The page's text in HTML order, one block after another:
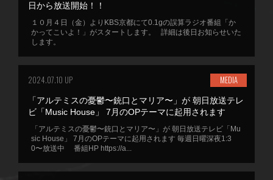
日から放送開始！！
１０月４日（金）よりKBS京都にて0.1gの誤算ラジオ番組「か
かってこいよ！」がスタートします。 詳細は後日お知らせいた
します。
2024.07.10 UP MEDIA
「アルテミスの憂鬱〜銃口とマリア〜」が 朝日放送テレ
ビ「Music House」 7月のOPテーマに起用されます
「アルテミスの憂鬱〜銃口とマリア〜」が 朝日放送テレビ「Mu
sic House」 7月のOPテーマに起用されます 毎週日曜深夜1:3
0〜放送中 番組HP https://a...